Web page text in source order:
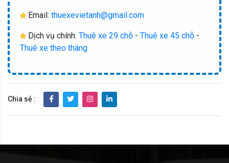
Email: thuexevietanh@gmail.com
Dịch vụ chính: Thuê xe 29 chỗ - Thuê xe 45 chỗ -
Thuê xe theo tháng
Chia sẻ :